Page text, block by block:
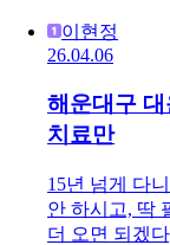
이현정
26.04.06
해운대구
치료만
15년 넘게 다
안 하시고, 딱
더 오면 되겠